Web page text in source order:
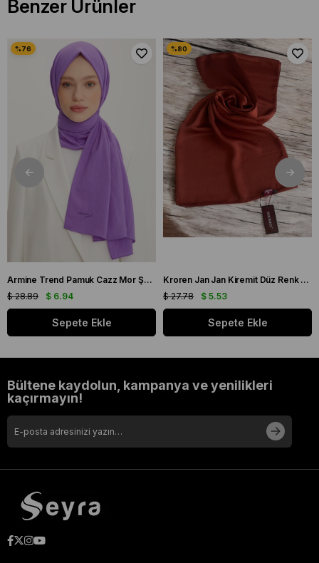
Benzer Ürünler
Armine Trend Pamuk Cazz Mor Şal 21210
$ 6.94
$ 28.89
Sepete Ekle
Kroren Jan Jan Kiremit Düz Renk Şal 7301-85
$ 5.53
$ 27.78
Sepete Ekle
Bültene kaydolun, kampanya ve yenilikleri
kaçırmayın!